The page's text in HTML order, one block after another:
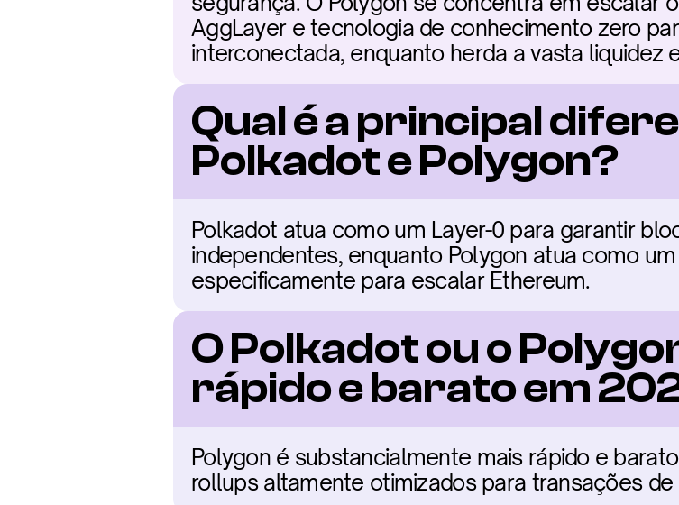
AggLayer e tecnologia de conhecimento zero
interconectada, enquanto herda a vasta liquidez
Qual é a principal
Polkadot e Polygon?
Polkadot atua como um Layer-0 para garantir
independentes, enquanto Polygon atua como
especificamente para escalar Ethereum.
O Polkadot ou o
rápido e barato em
Polygon é substancialmente mais rápido e
rollups altamente otimizados para transações